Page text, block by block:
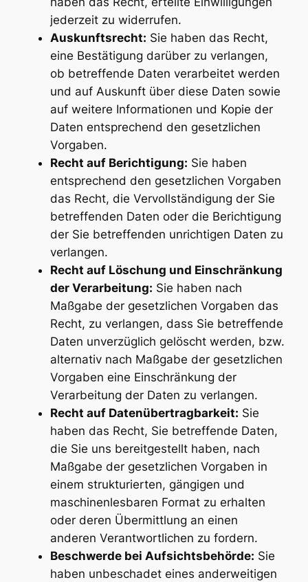
jederzeit zu widerrufen.
Auskunftsrecht: Sie haben das Recht,
eine Bestätigung darüber zu verlangen,
ob betreffende Daten verarbeitet werden
und auf Auskunft über diese Daten sowie
auf weitere Informationen und Kopie der
Daten entsprechend den gesetzlichen
Vorgaben.
Recht auf Berichtigung: Sie haben
entsprechend den gesetzlichen Vorgaben
das Recht, die Vervollständigung der Sie
betreffenden Daten oder die Berichtigung
der Sie betreffenden unrichtigen Daten zu
verlangen.
Recht auf Löschung und Einschränkung
der Verarbeitung: Sie haben nach
Maßgabe der gesetzlichen Vorgaben das
Recht, zu verlangen, dass Sie betreffende
Daten unverzüglich gelöscht werden, bzw.
alternativ nach Maßgabe der gesetzlichen
Vorgaben eine Einschränkung der
Verarbeitung der Daten zu verlangen.
Recht auf Datenübertragbarkeit: Sie
haben das Recht, Sie betreffende Daten,
die Sie uns bereitgestellt haben, nach
Maßgabe der gesetzlichen Vorgaben in
einem strukturierten, gängigen und
maschinenlesbaren Format zu erhalten
oder deren Übermittlung an einen
anderen Verantwortlichen zu fordern.
Beschwerde bei Aufsichtsbehörde: Sie
haben unbeschadet eines anderweitigen